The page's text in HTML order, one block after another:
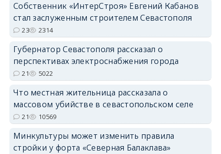
Собственник «ИнтерСтроя» Евгений Кабанов
стал заслуженным строителем Севастополя
23 2314
Губернатор Севастополя рассказал о
перспективах электроснабжения города
21 5022
Что местная жительница рассказала о
массовом убийстве в севастопольском селе
21 10569
Минкультуры может изменить правила
стройки у форта «Северная Балаклава»